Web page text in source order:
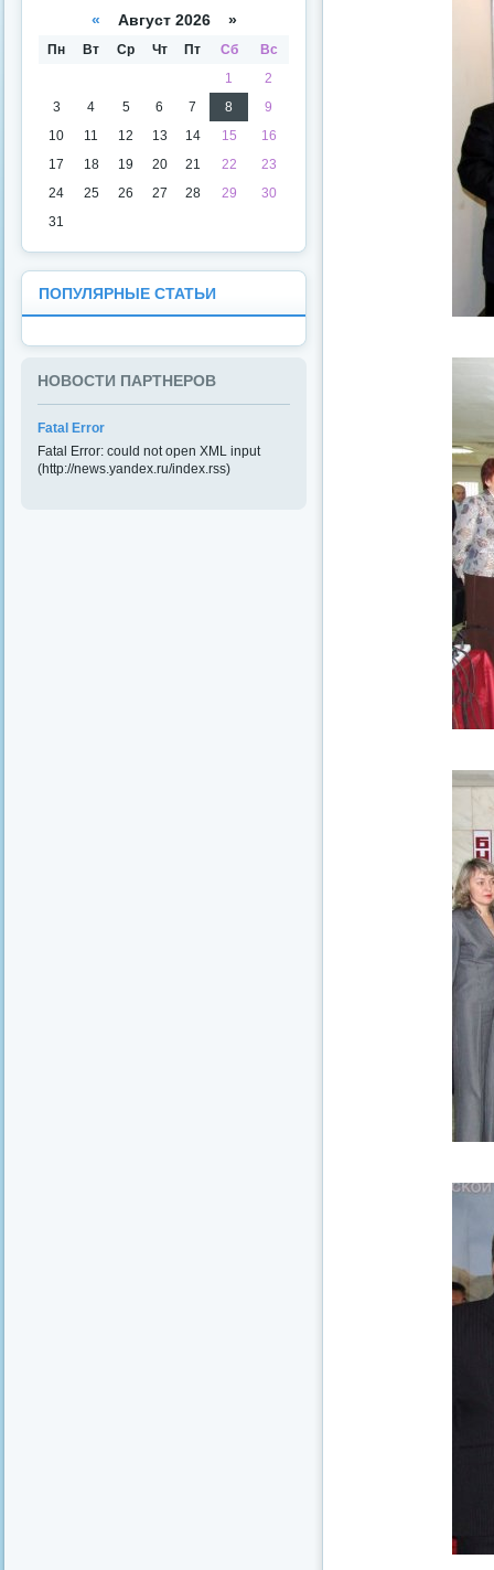
« Август 2026 »
Пн Вт Ср Чт Пт Сб
Вс
1
2
3
4 5 6 7 8
9
10
11 12 13 14 15
16
17
18 19 20 21 22
23
24
25 26 27 28 29
30
31
ПОПУЛЯРНЫЕ СТАТЬИ
НОВОСТИ ПАРТНЕРОВ
Fatal Error
Fatal Error: could not open XML input
(http://news.yandex.ru/index.rss)